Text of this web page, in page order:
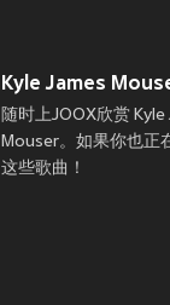
Kyle James
随时上JOOX欣赏
Mouser。如果你也正
这些歌曲！